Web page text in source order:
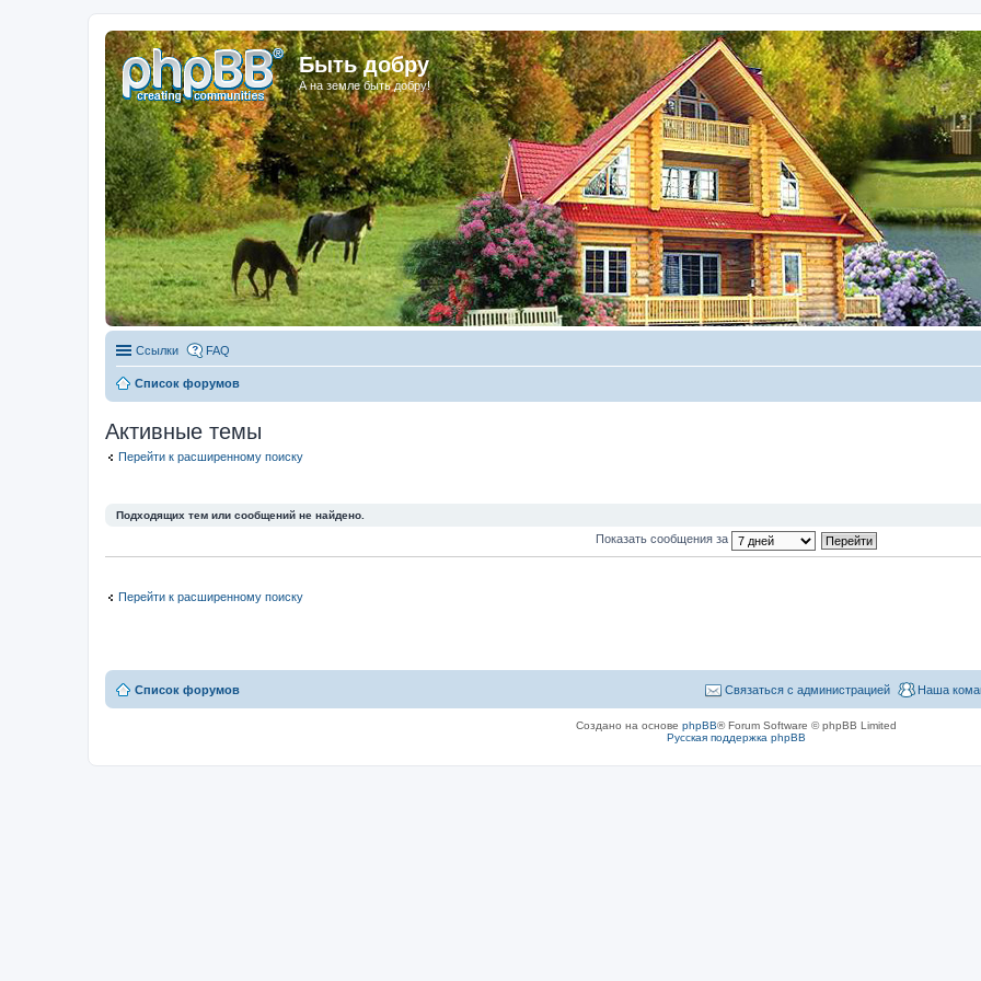
Быть добру
А на земле быть добру!
Ссылки FAQ
Список форумов
Активные темы
Перейти к расширенному поиску
Подходящих тем или сообщений не найдено.
Показать сообщения за
Перейти к расширенному поиску
Список форумов Наша
Связаться с администрацией
Создано на основе phpBB® Forum Software © phpBB Limited
Русская поддержка phpBB